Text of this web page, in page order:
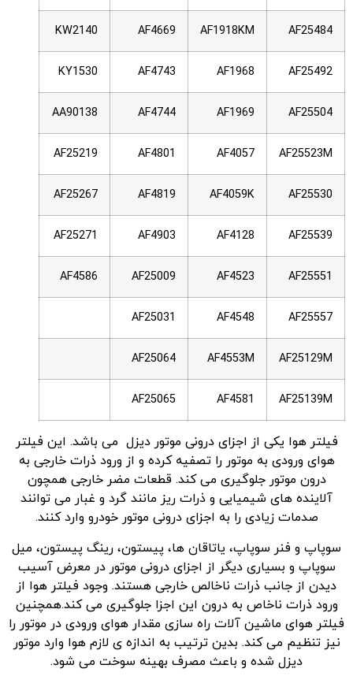
AF25484
AF1918KM
AF4669
KW2140
AF25492
AF1968
AF4743
KY1530
AF25504
AF1969
AF4744
AA90138
AF25523M
AF4057
AF4801
AF25219
AF25530
AF4059K
AF4819
AF25267
AF25539
AF4128
AF4903
AF25271
AF25551
AF4523
AF25009
AF4586
AF25557
AF4548
AF25031
AF25129M
AF4553M
AF25064
AF25139M
AF4581
AF25065
فیلتر هوا یکی از اجزای درونی موتور دیزل می باشد. این فیلتر
هوای ورودی به موتور را تصفیه کرده و از ورود ذرات خارجی به
درون موتور جلوگیری می کند. قطعات مضر خارجی همچون
آلاینده های شیمیایی و ذرات ریز مانند گرد و غبار می توانند
صدمات زیادی را به اجزای درونی موتور خودرو وارد کنند.
سوپاپ و فنر سوپاپ، یاتاقان ها، پیستون، رینگ پیستون، میل
سوپاپ و بسیاری دیگر از اجزای درونی موتور در معرض آسیب
دیدن از جانب ذرات ناخالص خارجی هستند. وجود فیلتر هوا از
ورود ذرات ناخاص به درون این اجزا جلوگیری می کند.همچنین
فیلتر هوای ماشین آلات راه سازی مقدار هوای ورودی در موتور را
نیز تنظیم می کند. بدین ترتیب به اندازه ی لازم هوا وارد موتور
دیزل شده و باعث مصرف بهینه سوخت می شود.